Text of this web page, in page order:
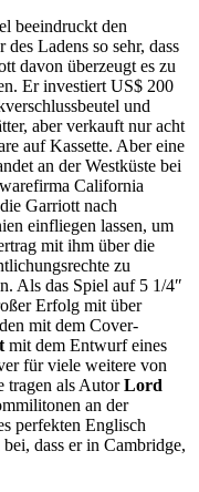
beeindruckt den
des Ladens so sehr, dass
davon überzeugt es zu
Er investiert US$ 200
und
aber verkauft nur acht
auf Kassette. Aber eine
an der Westküste bei
California
Garriott nach
einfliegen lassen, um
mit ihm über die
zu
Als das Spiel auf 5 1/4″
Erfolg mit über
mit dem Cover-
mit dem Entwurf eines
für viele weitere von
tragen als AutorLord
an der
perfekten Englisch
dass er in Cambridge,